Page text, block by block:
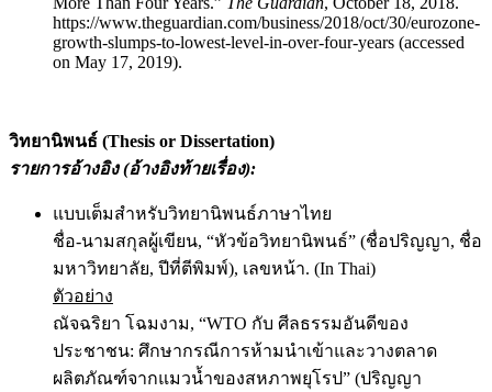
https://www.theguardian.com/business/2018/oct/30/eurozone-
growth-slumps-to-lowest-level-in-over-four-years (accessed
on May 17, 2019).
วิทยานิพนธ์ (Thesis or Dissertation)
รายการอ้างอิง (อ้างอิงท้ายเรื่อง):
แบบเต็มสำหรับวิทยานิพนธ์ภาษาไทย
ชื่อ-นามสกุลผู้เขียน, “หัวข้อวิทยานิพนธ์” (ชื่อปริญญา, ชื่อ
มหาวิทยาลัย, ปีที่ตีพิมพ์), เลขหน้า. (In Thai)
ตัวอย่าง
ณัจฉริยา โฉมงาม, “WTO กับ ศีลธรรมอันดีของ
ประชาชน: ศึกษากรณีการห้ามนำเข้าและวางตลาด
ผลิตภัณฑ์จากแมวน้ำของสหภาพยุโรป” (ปริญญา